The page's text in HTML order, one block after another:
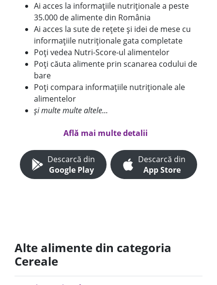
Ai acces la informațiile nutriționale a peste
35.000 de alimente din România
Ai acces la sute de rețete și idei de mese cu
informațiile nutriționale gata completate
Poți vedea Nutri-Score-ul alimentelor
Poți căuta alimente prin scanarea codului de
bare
Poți compara informațiile nutriționale ale
alimentelor
și multe multe altele...
Află mai multe detalii
Descarcă din
Google Play
Descarcă din
App Store
Alte alimente din categoria
Cereale